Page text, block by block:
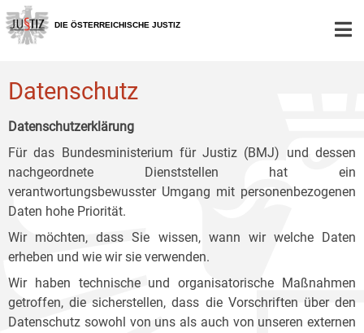
Zur
Hauptnavigation
[1]
Zum
Inhalt
[2]
Zum
Untermenü
[3]
DIE ÖSTERREICHISCHE JUSTIZ
Datenschutz
Datenschutzerklärung
Für das Bundesministerium für Justiz (BMJ) und dessen
nachgeordnete Dienststellen hat ein
verantwortungsbewusster Umgang mit personenbezogenen
Daten hohe Priorität.
Wir möchten, dass Sie wissen, wann wir welche Daten
erheben und wie wir sie verwenden.
Wir haben technische und organisatorische Maßnahmen
getroffen, die sicherstellen, dass die Vorschriften über den
Datenschutz sowohl von uns als auch von unseren externen